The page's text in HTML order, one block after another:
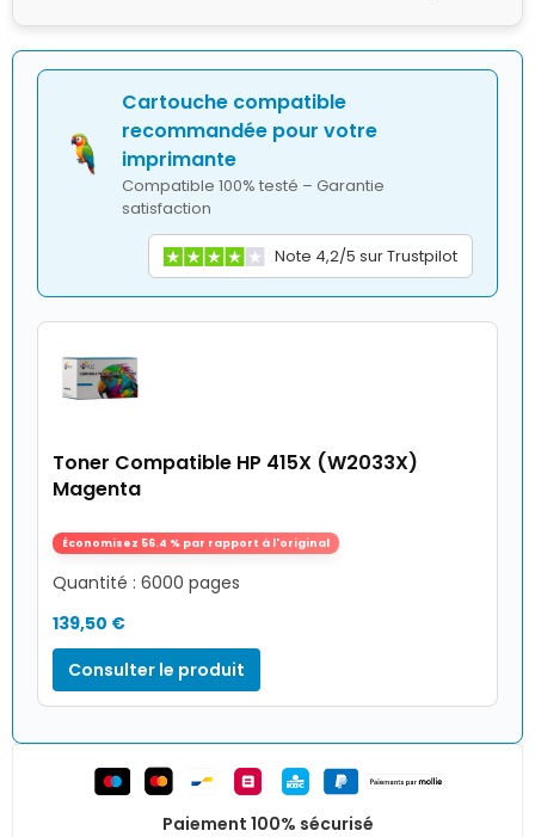
Cartouche compatible
recommandée pour votre
imprimante
Compatible 100% testé – Garantie
satisfaction
Note 4,2/5 sur Trustpilot
Toner Compatible HP 415X (W2033X)
Magenta
Économisez 56.4 % par rapport à l'original
Quantité : 6000 pages
139,50 €
Consulter le produit
Paiement 100% sécurisé